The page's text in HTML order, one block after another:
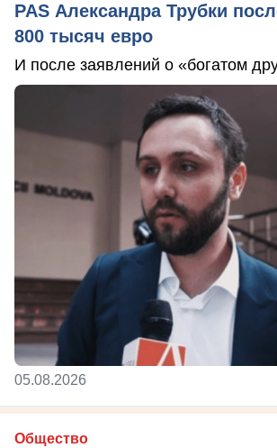
PAS Александра Трубки
800 тысяч евро
И после заявлений о «богатом
05.08.2026
Общество